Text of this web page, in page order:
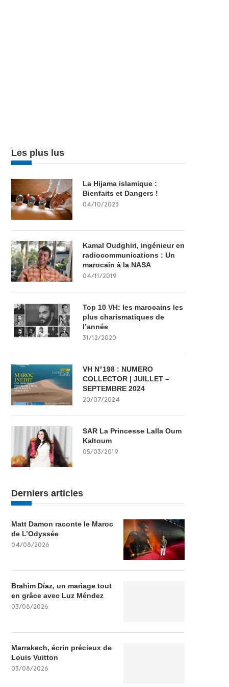
Les plus lus
La Hijama islamique :
Bienfaits et Dangers !
04/10/2023
Kamal Oudghiri, ingénieur en
radiocommunications : Un
marocain à la NASA
04/11/2019
Top 10 VH: les marocains les
plus charismatiques de
l’année
31/12/2020
VH N°198 : NUMERO
COLLECTOR | JUILLET –
SEPTEMBRE 2024
20/07/2024
SAR La Princesse Lalla Oum
Kaltoum
05/03/2019
Derniers articles
Matt Damon raconte le Maroc
de L’Odyssée
04/08/2026
Brahim Díaz, un mariage tout
en grâce avec Luz Méndez
03/08/2026
Marrakech, écrin précieux de
Louis Vuitton
03/08/2026